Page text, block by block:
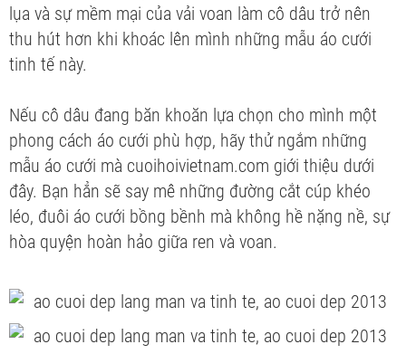
lụa và sự mềm mại của vải voan làm cô dâu trở nên
thu hút hơn khi khoác lên mình những mẫu áo cưới
tinh tế này.
Nếu cô dâu đang băn khoăn lựa chọn cho mình một
phong cách áo cưới phù hợp, hãy thử ngắm những
mẫu áo cưới mà cuoihoivietnam.com giới thiệu dưới
đây. Bạn hẳn sẽ say mê những đường cắt cúp khéo
léo, đuôi áo cưới bồng bềnh mà không hề nặng nề, sự
hòa quyện hoàn hảo giữa ren và voan.